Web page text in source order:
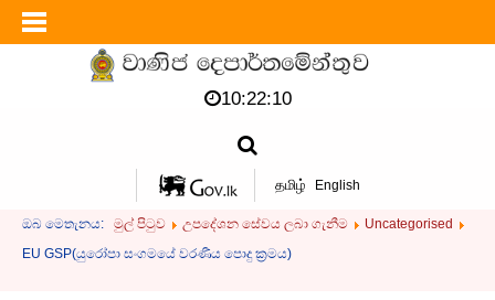
10:22:10
தமிழ் English
ඔබ මෙතැනය: මුල් පිටුව උපදේශන සේවය ලබා ගැනීම
Uncategorised
EU GSP(යුරෝපා සංගමයේ වරණීය පොදු ක්‍රමය)